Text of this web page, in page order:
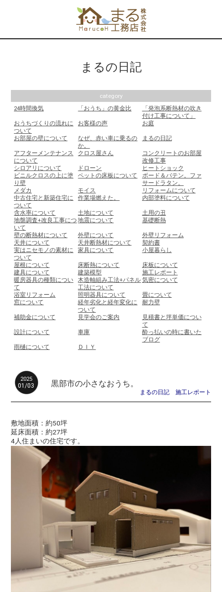
まるの日記
category
24時間換気
「おうち」の黄金比
「発泡系断熱材の吹き
付け工事について」
おうちづくりの流れに
ついて
お客様の声 お庭
お部屋の壁について
なぜ、赤い車に乗るの
か。
まるの日記
アフターメンテナンス
について
クロス屋さん
コンクリートのお部屋
改修工事
シロアリについて
ドローン
ヒートショック
ビニルクロスの上に塗
り壁
ペットの床板について
ボード＆バテン。ファ
サードラタン。
メダカ
モイス
リフォームについて
中古住宅と新築住宅に
ついて
作業場燃えた。 内部塗料について
含水率について 土地について
土用の丑
地盤調査+改良工事につ
いて
地震について 基礎断熱
壁の断熱材について 外壁について
外壁リフォーム
天井について
天井断熱材について
契約書
実はニセモノの素材に
ついて
家具について 小屋暮らし
屋根について 床断熱について
床板について
建具について
建築模型
施工レポート
暖房器具の種類につい
て
木造軸組み工法+パネル
工法について
気密について
浴室リフォーム 照明器具について
畳について
窓について
経年劣化と経年変化に
ついて
耐力壁
補助金について 見学会のご案内
見積書と坪単価につい
て
設計について
車庫
酔っ払いの時に書いた
ブログ
雨樋について
ＤＩＹ
2025
01/03 黒部市の小さなおうち。
まるの日記 施工レポート
敷地面積：約50坪
延床面積：約27坪
4人住まいの住宅です。